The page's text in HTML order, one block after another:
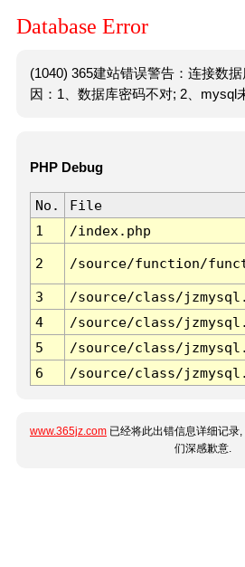
Database Error
(1040) 365建站错误警告：连接数
因：1、数据库密码不对; 2、mysql
PHP Debug
No. File
1
/index.php
2 /source/function/
3 /source/class/
4
/source/class/
5
/source/class/
6
/source/class/
www.365jz.com 已经将此出错信息详细记录
们深感歉意.